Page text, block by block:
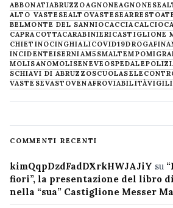
ABBONATIABRUZZOAGNONEAGNONESE
ALTO VASTESEALTOVASTESEARRESTO
BELMONTE DEL SANNIOCACCIACALCIO
CAPRACOTTACARABINIERICASTIGLIONE
CHIETINOCINGHIALICOVID19DROGA
INCIDENTEISERNIAM5SMALTEMPO
MOLISANOMOLISENEVE OSPEDALE
SCHIAVI DI ABRUZZOSCUOLA
VASTESEVASTOVENAFROVIABILITÀVIGILI
COMMENTI RECENTI
kimQqpDzdFadDXrkHWJAJiY su
fiori”, la presentazione del libro
nella “sua” Castiglione Messer